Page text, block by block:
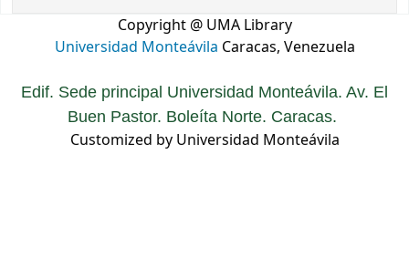
Copyright @ UMA Library
Universidad Monteávila Caracas, Venezuela
Edif. Sede principal Universidad Monteávila. Av. El
Buen Pastor. Boleíta Norte. Caracas.
Customized by Universidad Monteávila